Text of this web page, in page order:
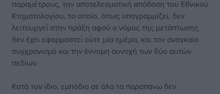
παραμέτρους, την αποτελεσματική απόδοση του Εθνικού
Κτηματολογίου, το οποίο, όπως υπογραμμίζει, δεν
λειτουργεί στην πράξη αφού ο νόμος της μετάπτωσης
δεν έχει εφαρμοστεί ούτε μία ημέρα, και τον αναγκαίο
συγχρονισμό και την έννομη συνοχή των δύο αυτών
πεδίων.
Κατά τον ίδιο, εμπόδιο σε όλα τα παραπάνω δεν